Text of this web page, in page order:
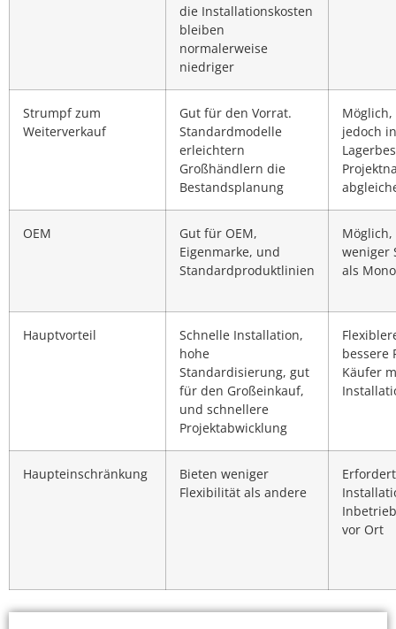
die Installationskosten
bleiben
normalerweise
niedriger
Strumpf zum
Weiterverkauf
Gut für den Vorrat.
Standardmodelle
erleichtern
Großhändlern die
Bestandsplanung
jedoch
OEM
Gut für OEM,
Eigenmarke, und
Standardproduktlinien
weniger
als
Hauptvorteil
Schnelle Installation,
hohe
Standardisierung, gut
für den Großeinkauf,
und schnellere
Projektabwicklung
bessere
Käufer
Haupteinschränkung
Bieten weniger
Flexibilität als andere
vor Ort